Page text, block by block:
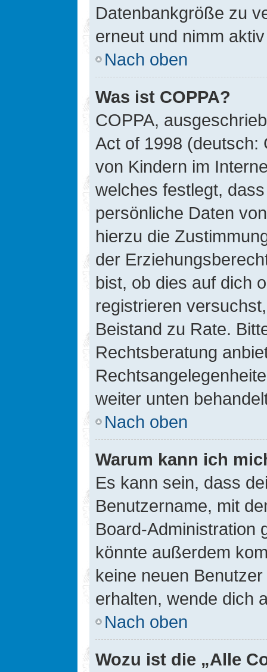
Datenbankgröße zu
erneut und nimm
Nach oben
Was ist COPPA?
COPPA,
Act of 1998 (deutsch:
von Kindern im
welches festlegt,
persönliche Daten
hierzu die
der
bist, ob dies auf dich
registrieren
Beistand zu Rate.
Rechtsberatung
weiter unten
Nach oben
Warum kann ich
Es kann sein, dass
Benutzername, mit
Board-Administration
könnte außerdem
keine neuen
erhalten, wende dich
Nach oben
Wozu ist die „Alle